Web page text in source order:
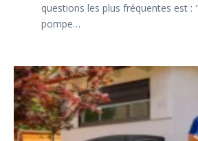
questions les plus fréquentes est :
pompe…